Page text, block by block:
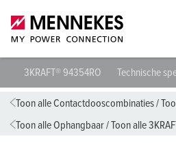
3KRAFT® 94354RO Technische
Toon alle Contactdooscombinaties/
Toon alle Ophangbaar/Toon alle